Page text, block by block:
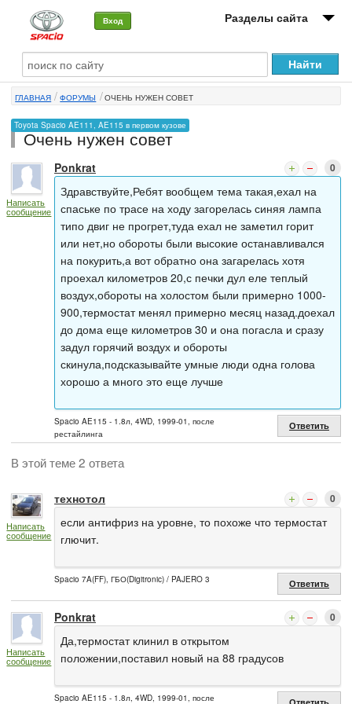
Вход Разделы сайта
О машине
Автоклуб
Форумы
Сервисы и услуги
Новости
ГЛАВНАЯ ФОРУМЫ ОЧЕНЬ НУЖЕН СОВЕТ
Toyota Spacio AE111, AE115 в первом кузове
Очень нужен совет
Написать
сообщение
Ponkrat 0
Здравствуйте,Ребят вообщем тема такая,ехал на
спаське по трасе на ходу загорелась синяя лампа
типо двиг не прогрет,туда ехал не заметил горит
или нет,но обороты были высокие останавливался
на покурить,а вот обратно она загарелась хотя
проехал километров 20,с печки дул еле теплый
воздух,обороты на холостом были примерно 1000-
900,термостат менял примерно месяц назад.доехал
до дома еще километров 30 и она погасла и сразу
задул горячий воздух и обороты
скинула,подсказывайте умные люди одна голова
хорошо а много это еще лучше
Spacio AE115 - 1.8л, 4WD, 1999-01, после
рестайлинга
Ответить
В этой теме 2 ответа
Написать
сообщение
технотол 0
если антифриз на уровне, то похоже что термостат
глючит.
Spacio 7A(FF), ГБО(Digitronic) / PAJERO 3 Ответить
Написать
сообщение
Ponkrat 0
Да,термостат клинил в открытом
положении,поставил новый на 88 градусов
Spacio AE115 - 1.8л, 4WD, 1999-01, после